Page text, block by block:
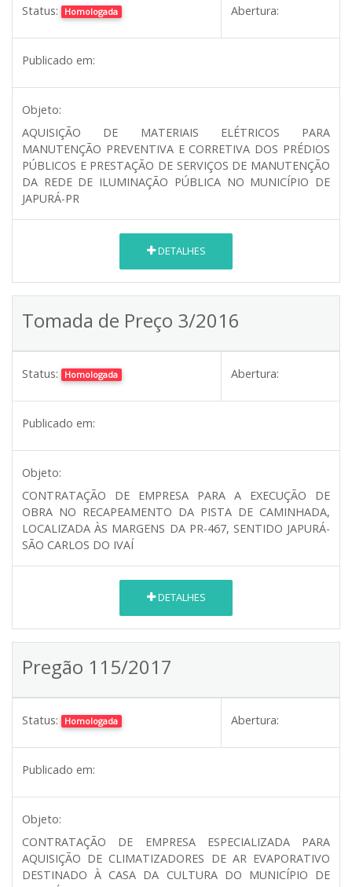
Status: Homologada Abertura:
Publicado em:
Objeto:
AQUISIÇÃO DE MATERIAIS ELÉTRICOS PARA
MANUTENÇÃO PREVENTIVA E CORRETIVA DOS PRÉDIOS
PÚBLICOS E PRESTAÇÃO DE SERVIÇOS DE MANUTENÇÃO
DA REDE DE ILUMINAÇÃO PÚBLICA NO MUNICÍPIO DE
JAPURÁ-PR
DETALHES
Tomada de Preço 3/2016
Status: Homologada Abertura:
Publicado em:
Objeto:
CONTRATAÇÃO DE EMPRESA PARA A EXECUÇÃO DE
OBRA NO RECAPEAMENTO DA PISTA DE CAMINHADA,
LOCALIZADA ÀS MARGENS DA PR-467, SENTIDO JAPURÁ-
SÃO CARLOS DO IVAÍ
DETALHES
Pregão 115/2017
Status: Homologada Abertura:
Publicado em:
Objeto:
CONTRATAÇÃO DE EMPRESA ESPECIALIZADA PARA
AQUISIÇÃO DE CLIMATIZADORES DE AR EVAPORATIVO
DESTINADO À CASA DA CULTURA DO MUNICÍPIO DE